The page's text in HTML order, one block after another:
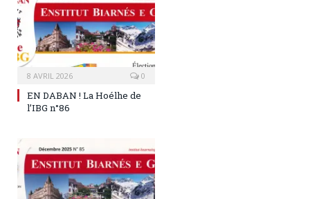
8 AVRIL 2026 0
EN DABAN ! La Hoélhe de
l’IBG n°86